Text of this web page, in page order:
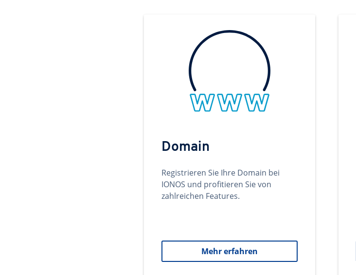
Domain
Registrieren Sie Ihre Domain bei
IONOS und profitieren Sie von
zahlreichen Features.
Mehr erfahren